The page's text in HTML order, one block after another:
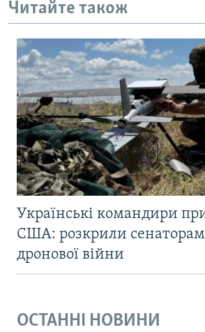
Читайте також
Українські командири
США: розкрили сенаторам
дронової війни
ОСТАННІ НОВИНИ